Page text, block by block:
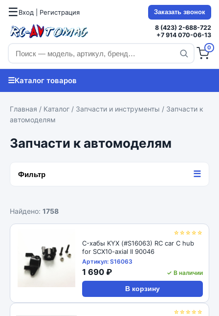
☰Вход | Регистрация Заказать звонок
8 (423) 2-688-722
+7 914 070-06-13
0
☰Каталог товаров
Главная / Каталог / Запчасти и инструменты / Запчасти к
автомоделям
Запчасти к автомоделям
Фильтр ☰
Найдено: 1758
☆☆☆☆☆
C-хабы KYX (#S16063) RC car C hub
for SCX10-axial II 90046
Артикул: S16063
1 690 ₽ ✓ В наличии
В корзину
☆☆☆☆☆